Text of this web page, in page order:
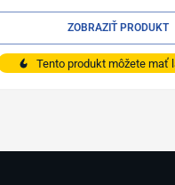
Tento produkt môžete mať
ZOBRAZIŤ PRODUKT